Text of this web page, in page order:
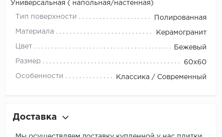
Универсальная ( напольная/настенная)
Тип поверхности Полированная
Материала Керамогранит
Цвет Бежевый
Размер 60x60
Особенности Классика / Современный
Доставка